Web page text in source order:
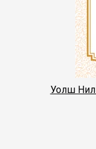
Уолш